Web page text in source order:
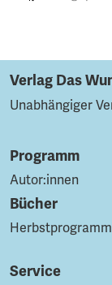
Verlag Das
Unabhängiger
Programm
Autor:innen
Bücher
Service